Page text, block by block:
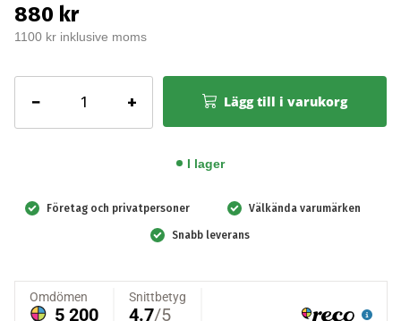
880 kr
1100 kr inklusive moms
−
Junior
25-
+ Lägg till i varukorg
I lager
Företag och privatpersoner Välkända varumärken
Snabb leverans